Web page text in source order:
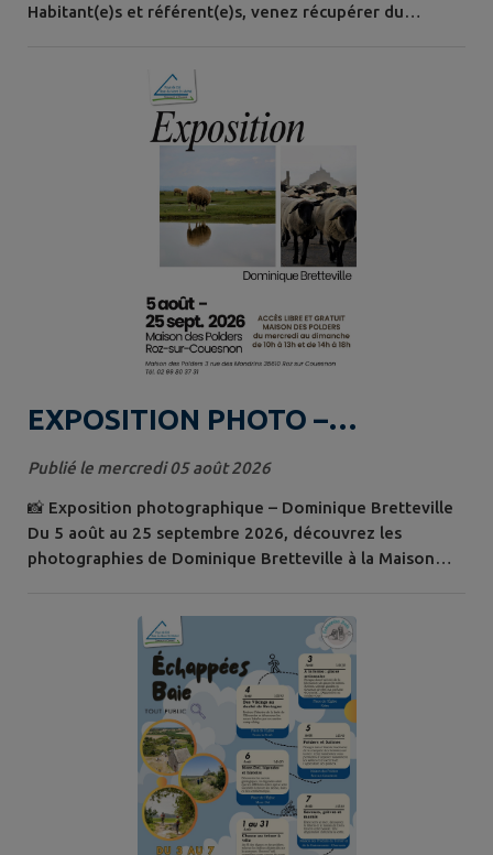
Habitant(e)s et référent(e)s, venez récupérer du
l’aire de compostage.
EXPOSITION PHOTO –
Dominique Bretteville
Publié le mercredi 05 août 2026
📸 Exposition photographique – Dominique Bretteville
Du 5 août au 25 septembre 2026, découvrez les
photographies de Dominique Bretteville à la Maison
baie du Mont Saint-Michel. Son univers est marqué par
une affection toute particulière pour les moutons de
prés-salés, au cœur de cette...